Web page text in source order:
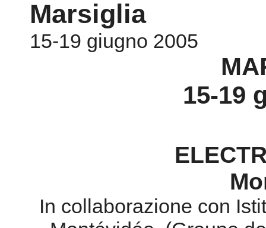
Marsiglia
15-19 giugno 2005
15-19
In collaborazione con